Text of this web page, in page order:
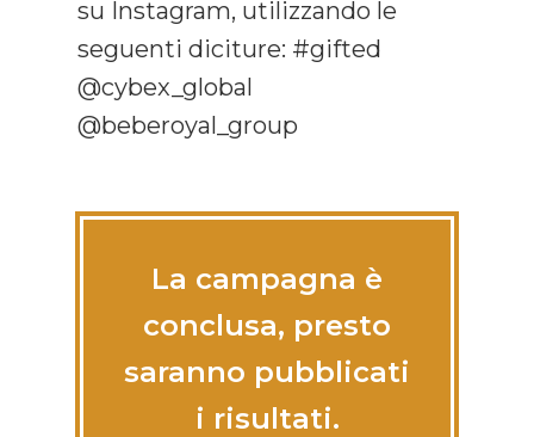
su Instagram, utilizzando le
seguenti diciture: #gifted
@cybex_global
@beberoyal_group
La campagna è
conclusa, presto
saranno pubblicati
i risultati.